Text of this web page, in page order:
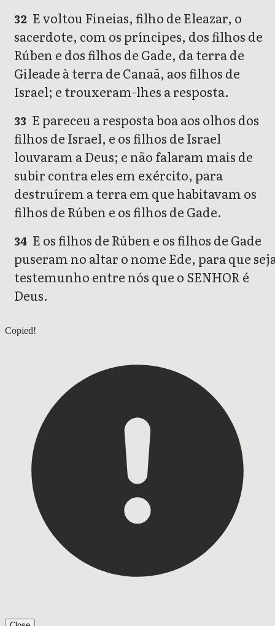
32 E voltou Fineias, filho de Eleazar, o
sacerdote, com os príncipes, dos filhos de
Rúben e dos filhos de Gade, da terra de
Gileade à terra de Canaã, aos filhos de
Israel; e trouxeram-lhes a resposta.
33 E pareceu a resposta boa aos olhos dos
filhos de Israel, e os filhos de Israel
louvaram a Deus; e não falaram mais de
subir contra eles em exército, para
destruírem a terra em que habitavam os
filhos de Rúben e os filhos de Gade.
34 E os filhos de Rúben e os filhos de Gade
puseram no altar o nome Ede, para que
testemunho entre nós que o SENHOR é
Deus.
Josué 21
Copied!